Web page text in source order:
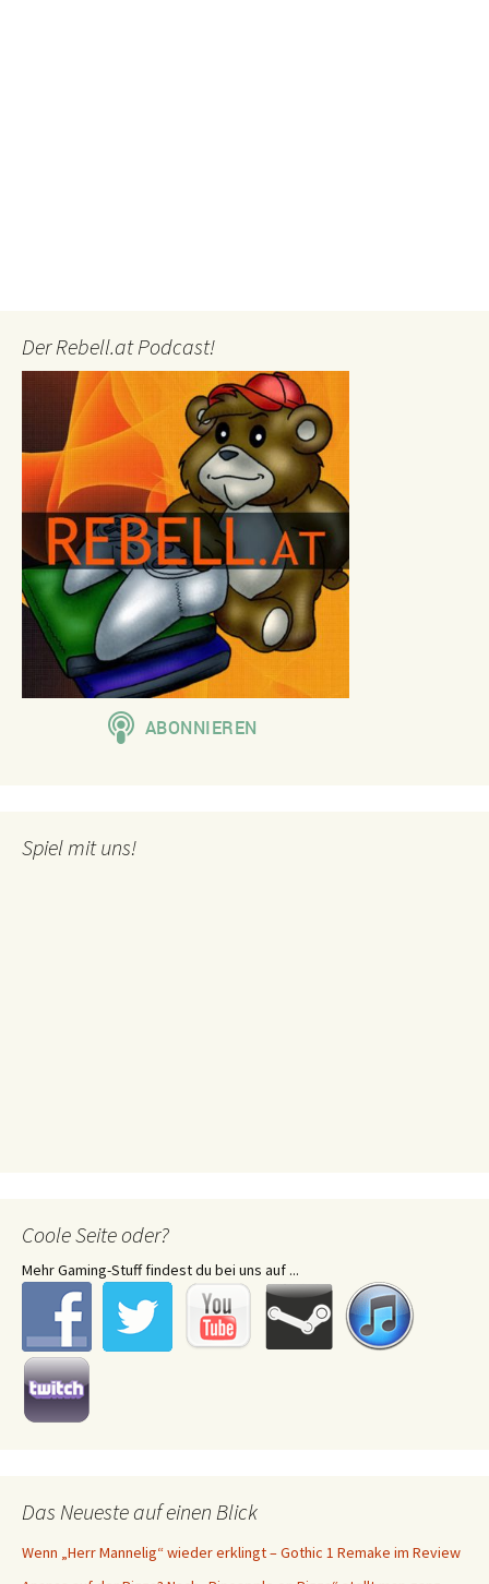
Der Rebell.at Podcast!
Spiel mit uns!
Coole Seite oder?
Mehr Gaming-Stuff findest du bei uns auf ...
Das Neueste auf einen Blick
Wenn „Herr Mannelig“ wieder erklingt – Gothic 1 Remake im Review